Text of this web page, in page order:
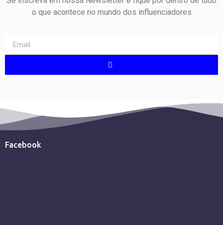
o que acontece no mundo dos influenciadores
Facebook